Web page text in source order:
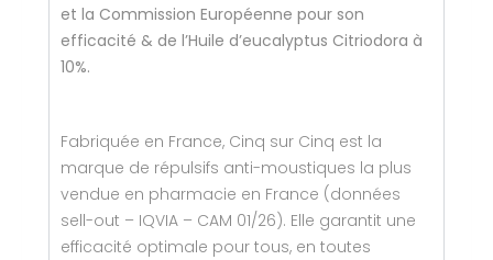
et la Commission Européenne pour son
efficacité & de l’Huile d’eucalyptus Citriodora à
10%.
Fabriquée en France, Cinq sur Cinq est la
marque de répulsifs anti-moustiques la plus
vendue en pharmacie en France (données
sell-out – IQVIA – CAM 01/26). Elle garantit une
efficacité optimale pour tous, en toutes